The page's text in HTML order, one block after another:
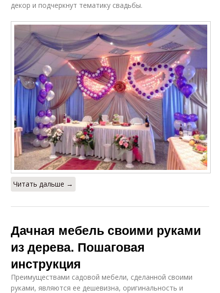
декор и подчеркнут тематику свадьбы.
Читать дальше →
Дачная мебель своими руками
из дерева. Пошаговая
инструкция
Преимуществами садовой мебели, сделанной своими
руками, являются ее дешевизна, оригинальность и